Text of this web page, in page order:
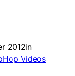
2012in
Videos